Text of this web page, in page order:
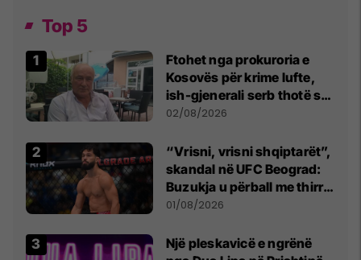
Top 5
Ftohet nga prokuroria e
Kosovës për krime lufte,
ish-gjenerali serb thotë se
dikush e tradhtoi në
02/08/2026
“Vrisni, vrisni shqiptarët”,
skandal në UFC Beograd:
Buzukja u përball me thirrje
anti-shqiptare nga
01/08/2026
Një pleskavicë e ngrënë